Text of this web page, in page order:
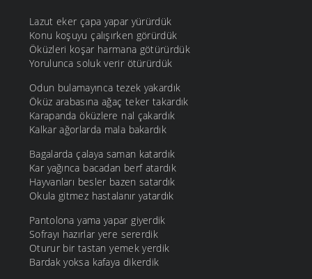
Lazut eker çapa yapar yürürdük
Konu koşuyu çalışırken görürdük
Öküzleri koşar harmana götürürdük
Yorulunca soluk verir ötürürdük
Odun bulamayınca tezek yakardık
Öküz arabasına ağaç teker takardık
Karapanda öküzlere nal çakardık
Kalkar ağorlarda mala bakardık
Bagalarda çalaya saman katardık
Kar yağınca bacadan berf atardık
Hayvanları besler bazen satardık
Okula gitmez hastalanır yatardık
Pantolona yama yapar giyerdik
Sofrayı hazırlar yere sererdik
Oturur bir tastan yemek yerdik
Bardak yoksa kafaya dikerdik